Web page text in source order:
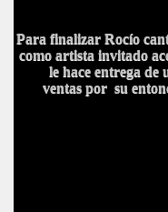
Para finalizar Rocío
como artista invitado
le hace entrega de
ventas por su